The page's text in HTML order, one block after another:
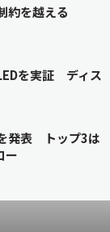
約を越える
を実証 ディス
発表 トップ3は
ー